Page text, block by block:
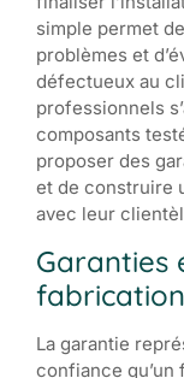
simple permet
problèmes et
défectueux au
professionnels
composants
proposer des
et de construire
avec leur
Garanties
La garantie
confiance